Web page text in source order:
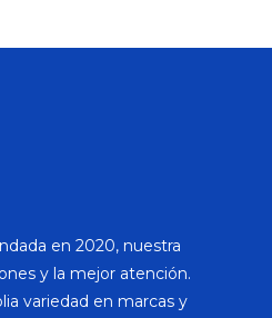
en 2020, nuestra
y la mejor atención.
variedad en marcas y